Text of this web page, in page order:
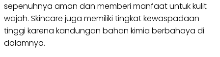
sepenuhnya aman dan memberi manfaat untuk kulit
wajah. Skincare juga memiliki tingkat kewaspadaan
tinggi karena kandungan bahan kimia berbahaya di
dalamnya.